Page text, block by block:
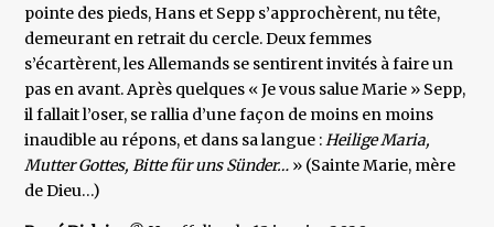
pointe des pieds, Hans et Sepp s’approchèrent, nu tête,
demeurant en retrait du cercle. Deux femmes
s’écartèrent, les Allemands se sentirent invités à faire un
pas en avant. Après quelques « Je vous salue Marie » Sepp,
il fallait l’oser, se rallia d’une façon de moins en moins
inaudible au répons, et dans sa langue :Heilige Maria,
Mutter Gottes, Bitte für uns Sünder… » (Sainte Marie, mère
de Dieu…)